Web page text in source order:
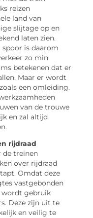
reizen
land van
slijtage op en
laten zien.
is daarom
zo min
betekenen dat er
Maar er wordt
een omleiding.
van de trouwe
en zal altijd
rijdraad
de treinen
over rijdraad
Omdat deze
vastgebonden
wordt gebruik
Deze zijn uit te
en veilig te